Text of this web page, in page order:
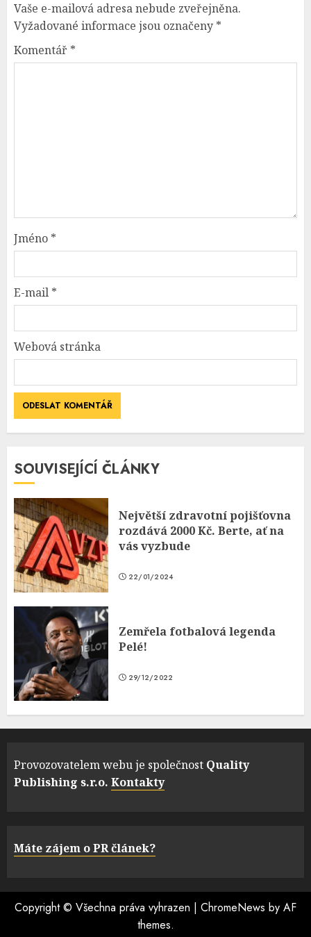
Vaše e-mailová adresa nebude zveřejněna.
Vyžadované informace jsou označeny *
Komentář *
Jméno *
E-mail *
Webová stránka
SOUVISEJÍCÍ ČLÁNKY
Největší zdravotní pojišťovna
rozdává 2000 Kč. Berte, ať na
vás vyzbude
22/01/2024
Zemřela fotbalová legenda
Pelé!
29/12/2022
Provozovatelem webu je společnost Quality
Publishing s.r.o. Kontakty
Máte zájem o PR článek?
Copyright © Všechna práva vyhrazen | ChromeNews by AF
themes.